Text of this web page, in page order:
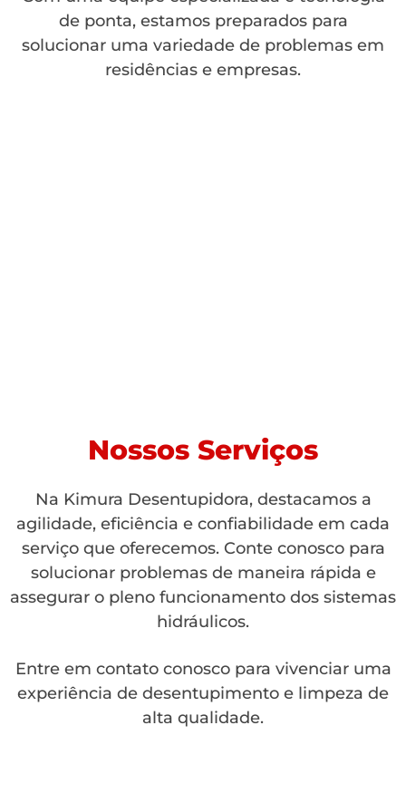
de ponta, estamos preparados para
solucionar uma variedade de problemas em
residências e empresas.
Nossos Serviços
Na Kimura Desentupidora, destacamos a
agilidade, eficiência e confiabilidade em cada
serviço que oferecemos. Conte conosco para
solucionar problemas de maneira rápida e
assegurar o pleno funcionamento dos sistemas
hidráulicos.
Entre em contato conosco para vivenciar uma
experiência de desentupimento e limpeza de
alta qualidade.